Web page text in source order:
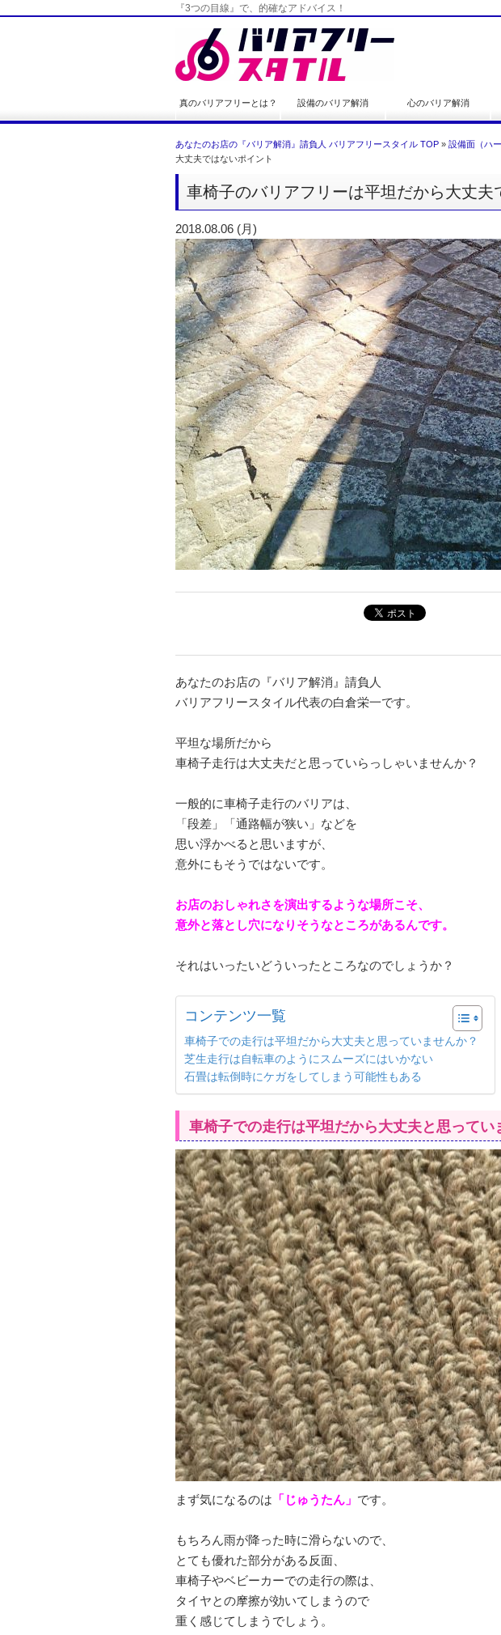
『3つの目線』で、的確なアドバイス！
真のバリアフリーとは？ 設備のバリア解消 心のバリア解消
あなたのお店の『バリア解消』請負人 バリアフリースタイル TOP » 設備面（ハー
大丈夫ではないポイント
車椅子のバリアフリーは平坦だから大丈夫
2018.08.06 (月)
あなたのお店の『バリア解消』請負人
バリアフリースタイル代表の白倉栄一です。
平坦な場所だから
車椅子走行は大丈夫だと思っていらっしゃいませんか？
一般的に車椅子走行のバリアは、
「段差」「通路幅が狭い」などを
思い浮かべると思いますが、
意外にもそうではないです。
お店のおしゃれさを演出するような場所こそ、
意外と落とし穴になりそうなところがあるんです。
それはいったいどういったところなのでしょうか？
コンテンツ一覧
車椅子での走行は平坦だから大丈夫と思っていませんか？
芝生走行は自転車のようにスムーズにはいかない
石畳は転倒時にケガをしてしまう可能性もある
車椅子での走行は平坦だから大丈夫と思ってい
まず気になるのは 「じゅうたん」 です。
もちろん雨が降った時に滑らないので、
とても優れた部分がある反面、
車椅子やベビーカーでの走行の際は、
タイヤとの摩擦が効いてしまうので
重く感じてしまうでしょう。